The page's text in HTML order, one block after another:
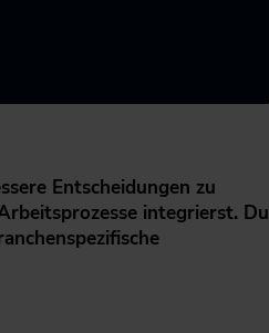
Entscheidungen zu
integrierst. Du